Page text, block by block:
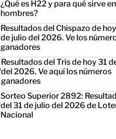
¿Qué es H22 y para qué sirve en
hombres?
Resultados del Chispazo de
de julio del 2026. Ve los
ganadores
Resultados del Tris de hoy 31
del 2026. Ve aquí los números
ganadores
Sorteo Superior 2892:
del 31 de julio del 2026 de
Nacional